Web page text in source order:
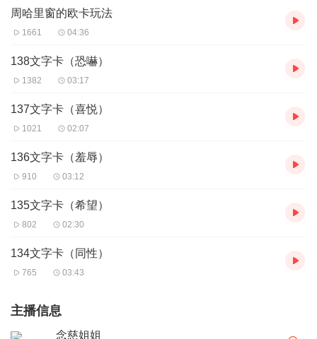
周哈里窗的欧卡玩法
1661 04:36
138文字卡（恐嚇）
1382 03:17
137文字卡（喜悦）
1021 02:07
136文字卡（羞辱）
910 03:12
135文字卡（希望）
802 02:30
134文字卡（同性）
765 03:43
主播信息
念慈姐姐